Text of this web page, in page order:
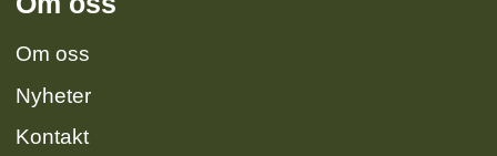
Om oss
Nyheter
Kontakt